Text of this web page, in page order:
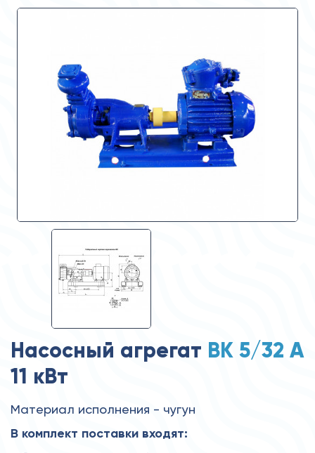
Насосный агрегат ВК 5/32 А
11 кВт
Материал исполнения - чугун
В комплект поставки входят: